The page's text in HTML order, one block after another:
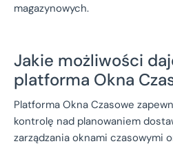
magazynowych.
Jakie możliwości
platforma Okna
Platforma Okna Czasowe
kontrolę nad planowaniem
zarządzania oknami czasowymi